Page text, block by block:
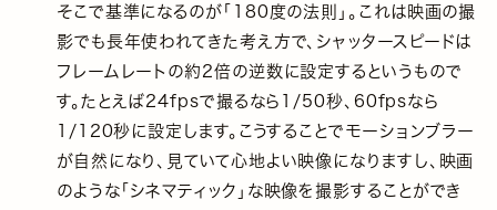
そこで基準になるのが「180度の法則」。これは映画の撮
影でも長年使われてきた考え方で、シャッタースピードは
フレームレートの約2倍の逆数に設定するというもので
す。たとえば24fpsで撮るなら1/50秒、60fpsなら
1/120秒に設定します。こうすることでモーションブラー
が自然になり、見ていて心地よい映像になりますし、映画
のような「シネマティック」な映像を撮影することができ